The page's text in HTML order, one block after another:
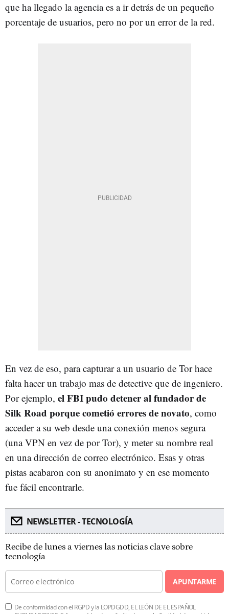
que ha llegado la agencia es a ir detrás de un pequeño
porcentaje de usuarios, pero no por un error de la red.
En vez de eso, para capturar a un usuario de Tor hace
falta hacer un trabajo mas de detective que de ingeniero.
Por ejemplo, el FBI pudo detener al fundador de
Silk Road porque cometió errores de novato, como
acceder a su web desde una conexión menos segura
(una VPN en vez de por Tor), y meter su nombre real
en una dirección de correo electrónico. Esas y otras
pistas acabaron con su anonimato y en ese momento
fue fácil encontrarle.
NEWSLETTER - TECNOLOGÍA
Recibe de lunes a viernes las noticias clave sobre
tecnología
APUNTARME
De conformidad con el RGPD y la LOPDGDD, EL LEÓN DE EL ESPAÑOL